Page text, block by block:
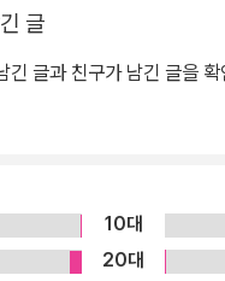
한다. 「지구를 떠나며」는 암
통이 절실하게 그려져 깊은
지구를 떠나며」외 5편의 작품
상 공모에 응모된 170여 편
며, 각 작품마다 개성적으로
못할 반전이 만만찮은 재미
달리기 선수가 되고 싶은 마
글
긴 글과 친구가 남긴 글을
10대
20대